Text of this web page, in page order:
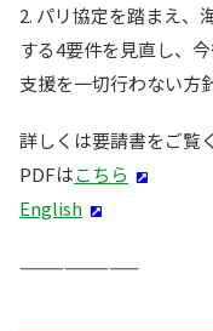
2. パリ協定を踏まえ、
する4要件を見直し、
支援を一切行わない方
詳しくは要請書をご覧
PDFはこちら
English
————————